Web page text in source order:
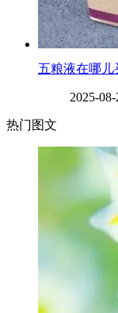
五粮液在哪
2025-
热门图文